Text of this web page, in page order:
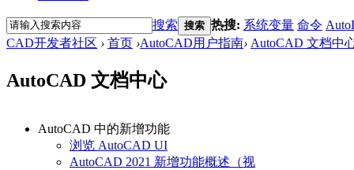
搜索 搜索 热搜: 系统变量 命令
CAD开发者社区 › 首页 ›AutoCAD用户指南› AutoCAD 文档中
AutoCAD 文档中心
AutoCAD 中的新增功能
浏览 AutoCAD UI
AutoCAD 2021 新增功能概述（视